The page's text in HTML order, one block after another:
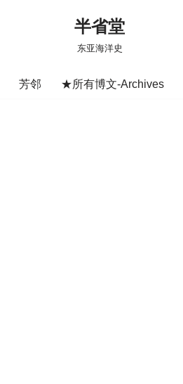
半省堂
东亚海洋史
芳邻 ★所有博文-Archives